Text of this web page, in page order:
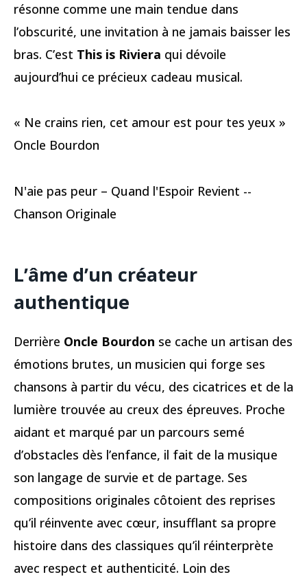
résonne comme une main tendue dans
l’obscurité, une invitation à ne jamais baisser les
bras. C’est This is Riviera qui dévoile
aujourd’hui ce précieux cadeau musical.
« Ne crains rien, cet amour est pour tes yeux »
Oncle Bourdon
N'aie pas peur – Quand l'Espoir Revient --
Chanson Originale
L’âme d’un créateur
authentique
Derrière Oncle Bourdon se cache un artisan des
émotions brutes, un musicien qui forge ses
chansons à partir du vécu, des cicatrices et de la
lumière trouvée au creux des épreuves. Proche
aidant et marqué par un parcours semé
d’obstacles dès l’enfance, il fait de la musique
son langage de survie et de partage. Ses
compositions originales côtoient des reprises
qu’il réinvente avec cœur, insufflant sa propre
histoire dans des classiques qu’il réinterprète
avec respect et authenticité. Loin des